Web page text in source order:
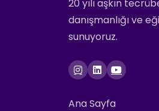
20 yılı aşkın
danışmanlığı ve
sunuyoruz.
Ana Sayfa